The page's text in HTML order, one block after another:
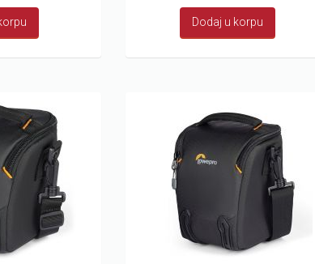
Dodaj u korpu